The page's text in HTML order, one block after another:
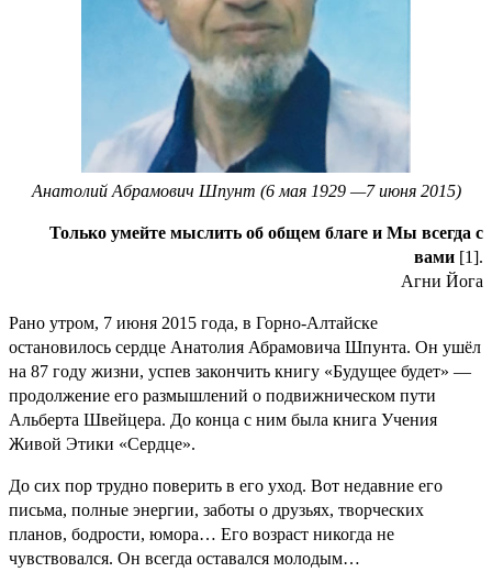
Анатолий Абрамович Шпунт (6 мая 1929 —7 июня 2015)
Только умейте мыслить об общем благе и Мы всегда с
вами [1].
Агни Йога
Рано утром, 7 июня 2015 года, в Горно-Алтайске
остановилось сердце Анатолия Абрамовича Шпунта. Он ушёл
на 87 году жизни, успев закончить книгу «Будущее будет» —
продолжение его размышлений о подвижническом пути
Альберта Швейцера. До конца с ним была книга Учения
Живой Этики «Сердце».
До сих пор трудно поверить в его уход. Вот недавние его
письма, полные энергии, заботы о друзьях, творческих
планов, бодрости, юмора… Его возраст никогда не
чувствовался. Он всегда оставался молодым…